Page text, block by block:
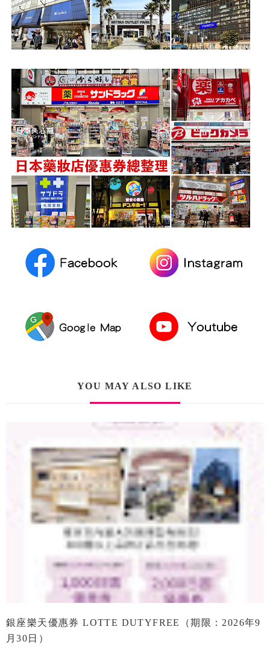
YOU MAY ALSO LIKE
銀座樂天優惠券 LOTTE DUTYFREE（期限：2026年9
月30日）